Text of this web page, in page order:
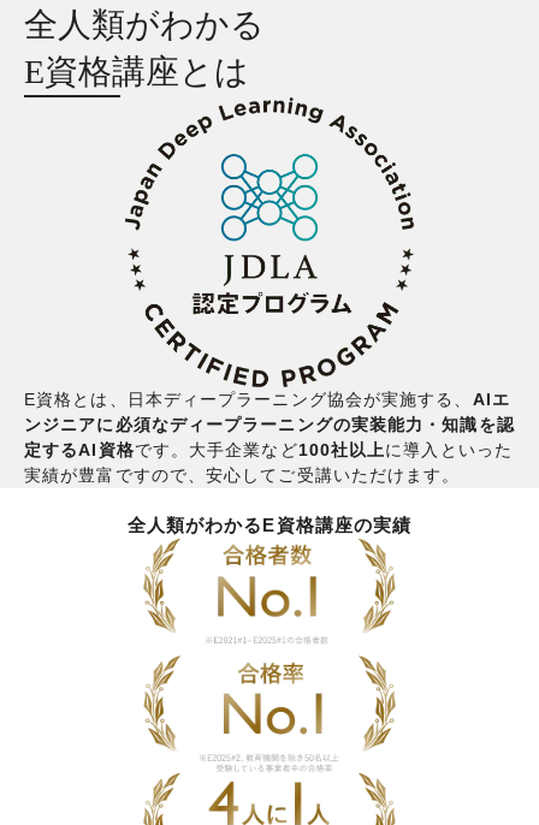
全人類がわかる
E資格講座とは
E資格とは、日本ディープラーニング協会が実施する、 AIエ
ンジニアに必須なディープラーニングの実装能力・知識を認
定するAI資格です。大手企業など100社以上に導入といった
実績が豊富ですので、安心してご受講いただけます。
全人類がわかるE資格講座の実績